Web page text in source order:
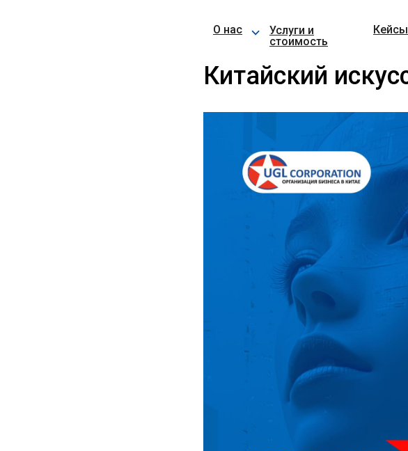
О нас
Услуги и
стоимость
⌵ Кейсы
Китайский